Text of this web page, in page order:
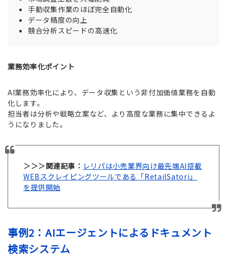
手動収集作業のほぼ完全自動化
データ精度の向上
競合分析スピードの高速化
業務効率化ポイント
AI業務効率化により、データ収集という非付加価値業務を自動
化します。
担当者は分析や戦略立案など、より高度な業務に集中できるよ
うになりました。
＞＞＞関連記事： レリパは小売業界向け最先端AI搭載
WEBスクレイピングツールである「RetailSatori」
を提供開始
事例2：AIエージェントによるドキュメント
検索システム